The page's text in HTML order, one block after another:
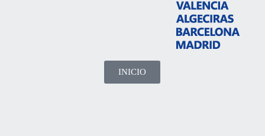
INICIO